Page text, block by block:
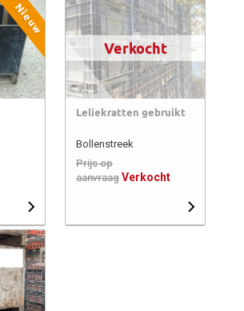
Nieuw
Verkocht
Leliekratten gebruikt
Bollenstreek
Prijs op
aanvraag Verkocht